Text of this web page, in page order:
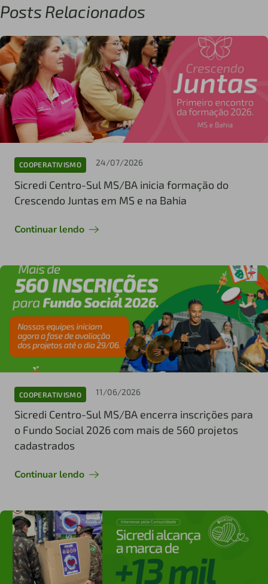
Posts Relacionados
COOPERATIVISMO 24/07/2026
Sicredi Centro-Sul MS/BA inicia formação do
Crescendo Juntas em MS e na Bahia
Continuar lendo
COOPERATIVISMO 11/06/2026
Sicredi Centro-Sul MS/BA encerra inscrições para
o Fundo Social 2026 com mais de 560 projetos
cadastrados
Continuar lendo